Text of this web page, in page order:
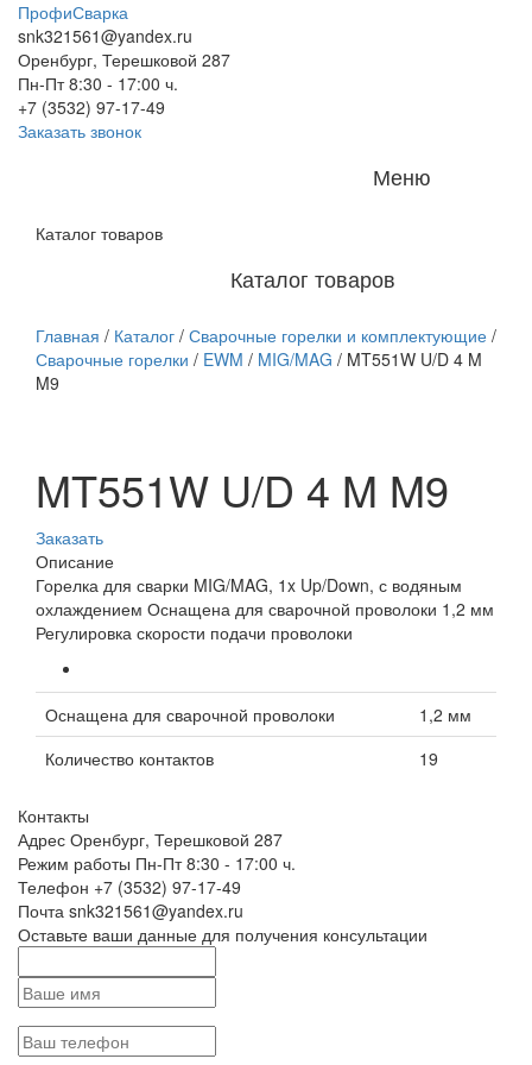
ПрофиСварка
snk321561@yandex.ru
Оренбург, Терешковой 287
Пн-Пт 8:30 - 17:00 ч.
+7 (3532) 97-17-49
Заказать звонок
Меню
Каталог товаров
Каталог товаров
Главная / Каталог / Сварочные горелки и комплектующие /
Сварочные горелки / EWM / MIG/MAG / MT551W U/D 4 M
M9
MT551W U/D 4 M M9
Заказать
Описание
Горелка для сварки MIG/MAG, 1x Up/Down, с водяным
охлаждением Оснащена для сварочной проволоки 1,2 мм
Регулировка скорости подачи проволоки
Оснащена для сварочной проволоки
1,2 мм
Количество контактов
19
Контакты
Адрес Оренбург, Терешковой 287
Режим работы Пн-Пт 8:30 - 17:00 ч.
Телефон +7 (3532) 97-17-49
Почта snk321561@yandex.ru
Оставьте ваши данные для получения консультации